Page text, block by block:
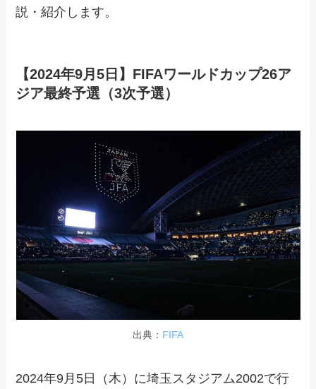
説・紹介します。
【2024年9月5日】FIFAワールドカップ26ア
ジア最終予選（3次予選）
出典： FIFA
2024年9月5日（木）に埼玉スタジアム2002で行